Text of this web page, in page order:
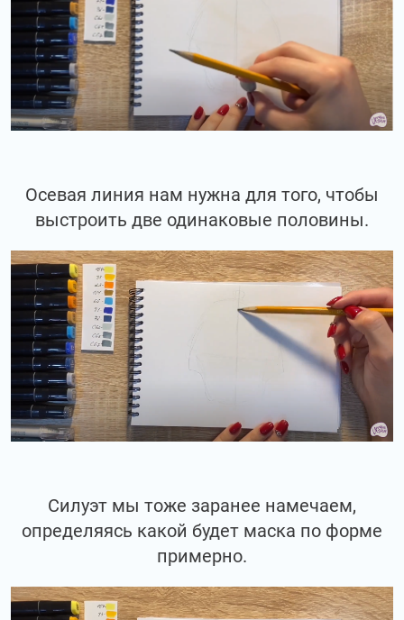
Осевая линия нам нужна для того, чтобы
выстроить две одинаковые половины.
Силуэт мы тоже заранее намечаем,
определяясь какой будет маска по форме
примерно.